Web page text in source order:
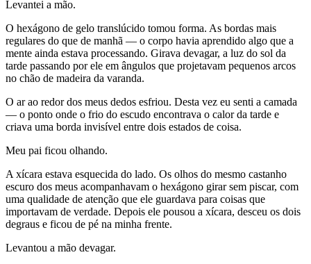
Levantei a mão.
O hexágono de gelo translúcido tomou forma. As bordas mais
regulares do que de manhã — o corpo havia aprendido algo que a
mente ainda estava processando. Girava devagar, a luz do sol da
tarde passando por ele em ângulos que projetavam pequenos arcos
no chão de madeira da varanda.
O ar ao redor dos meus dedos esfriou. Desta vez eu senti a camada
— o ponto onde o frio do escudo encontrava o calor da tarde e
criava uma borda invisível entre dois estados de coisa.
Meu pai ficou olhando.
A xícara estava esquecida do lado. Os olhos do mesmo castanho
escuro dos meus acompanhavam o hexágono girar sem piscar, com
uma qualidade de atenção que ele guardava para coisas que
importavam de verdade. Depois ele pousou a xícara, desceu os dois
degraus e ficou de pé na minha frente.
Levantou a mão devagar.